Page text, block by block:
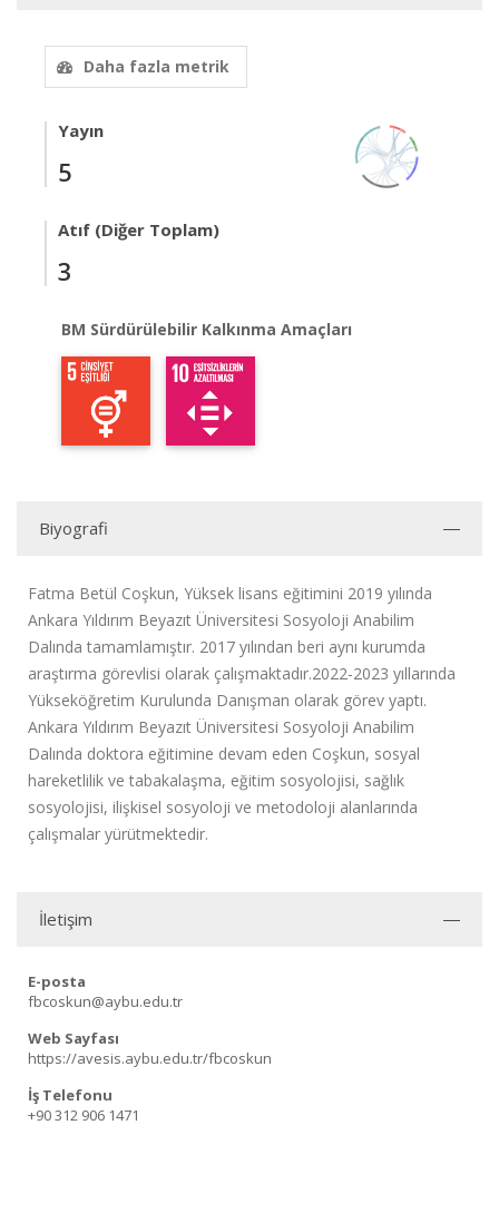
Daha fazla metrik
Yayın
5
Atıf (Diğer Toplam)
3
BM Sürdürülebilir Kalkınma Amaçları
Biyografi
Fatma Betül Coşkun, Yüksek lisans eğitimini 2019 yılında
Ankara Yıldırım Beyazıt Üniversitesi Sosyoloji Anabilim
Dalında tamamlamıştır. 2017 yılından beri aynı kurumda
araştırma görevlisi olarak çalışmaktadır.2022-2023 yıllarında
Yükseköğretim Kurulunda Danışman olarak görev yaptı.
Ankara Yıldırım Beyazıt Üniversitesi Sosyoloji Anabilim
Dalında doktora eğitimine devam eden Coşkun, sosyal
hareketlilik ve tabakalaşma, eğitim sosyolojisi, sağlık
sosyolojisi, ilişkisel sosyoloji ve metodoloji alanlarında
çalışmalar yürütmektedir.
İletişim
E-posta
fbcoskun@aybu.edu.tr
Web Sayfası
https://avesis.aybu.edu.tr/fbcoskun
İş Telefonu
+90 312 906 1471